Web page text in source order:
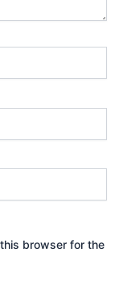
browser for the